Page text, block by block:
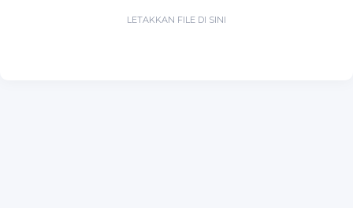
LETAKKAN FILE DI SINI